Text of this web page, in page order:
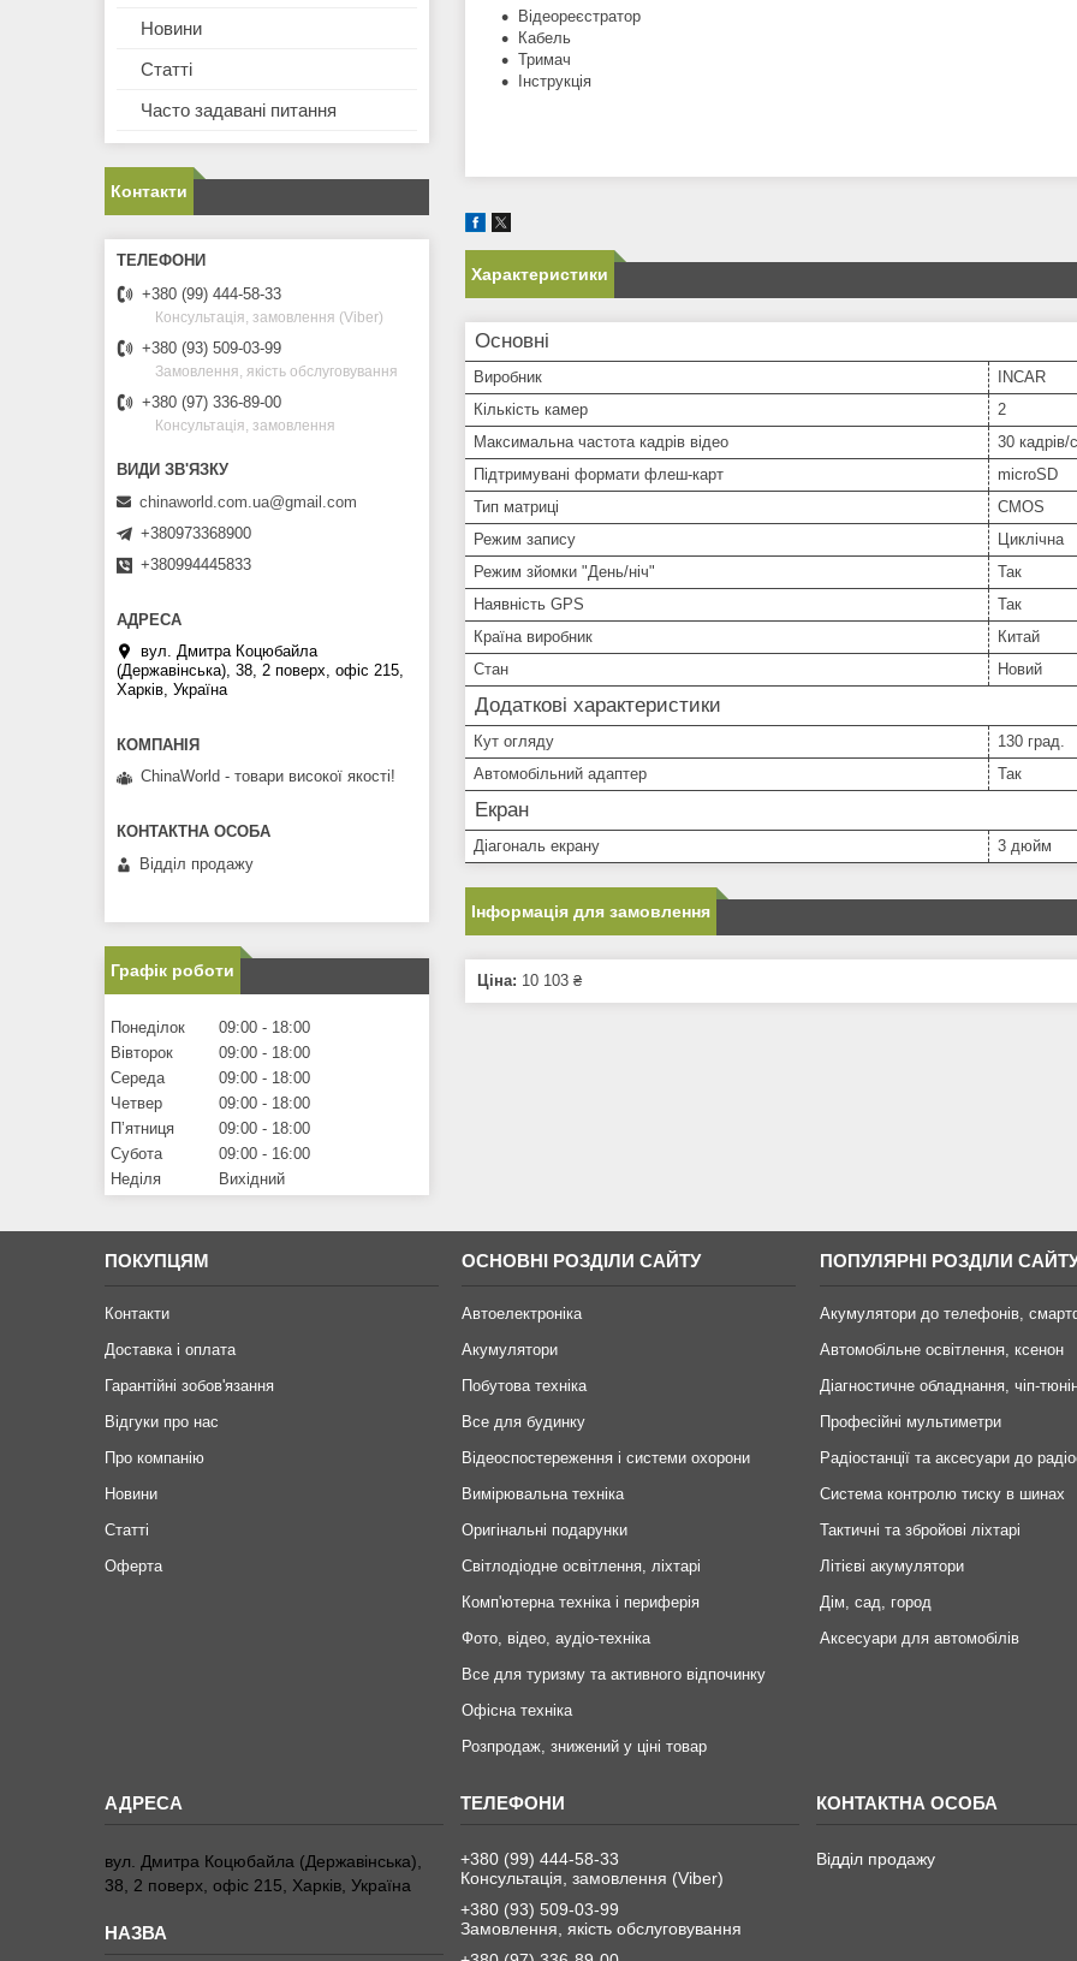
Відеореєстратор
Кабель
Тримач
Інструкція
Характеристики
Основні
Виробник
INCAR
Кількість камер
2
Максимальна частота кадрів відео
30 кадрів/с
Підтримувані формати флеш-карт
microSD
Тип матриці
CMOS
Режим запису
Циклічна
Режим зйомки "День/ніч"
Так
Наявність GPS
Так
Країна виробник
Китай
Стан
Новий
Додаткові характеристики
Кут огляду
130 град.
Автомобільний адаптер
Так
Екран
Діагональ екрану 3 дюйм
Інформація для замовлення
Ціна: 10 103 ₴
Новини
Статті
Часто задавані питання
Контакти
+380 (99) 444-58-33
Консультація, замовлення (Viber)
+380 (93) 509-03-99
Замовлення, якість обслуговування
+380 (97) 336-89-00
Консультація, замовлення
chinaworld.com.ua@gmail.com
+380973368900
+380994445833
вул. Дмитра Коцюбайла
(Державінська), 38, 2 поверх, офіс 215,
Харків, Україна
ChinaWorld - товари високої якості!
Відділ продажу
Графік роботи
Понеділок 09:00
18:00
Вівторок
09:00
18:00
Середа
09:00
18:00
Четвер
09:00
18:00
Пʼятниця
09:00
18:00
Субота
09:00
16:00
Неділя
Вихідний
ПОКУПЦЯМ
Контакти
Доставка і оплата
Гарантійні зобов'язання
Відгуки про нас
Про компанію
Новини
Статті
Оферта
ОСНОВНІ РОЗДІЛИ САЙТУ
Автоелектроніка
Акумулятори
Побутова техніка
Все для будинку
Відеоспостереження і системи охорони
Вимірювальна техніка
Оригінальні подарунки
Світлодіодне освітлення, ліхтарі
Комп'ютерна техніка і периферія
Фото, відео, аудіо-техніка
Все для туризму та активного відпочинку
Офісна техніка
Розпродаж, знижений у ціні товар
ПОПУЛЯРНІ РОЗДІЛИ
Акумулятори до телефонів,
Автомобільне освітлення, ксенон
Діагностичне обладнання, чіп-
Професійні мультиметри
Радіостанції та аксесуари до
Система контролю тиску в шинах
Тактичні та збройові ліхтарі
Літієві акумулятори
Дім, сад, город
Аксесуари для автомобілів
вул. Дмитра Коцюбайла (Державінська),
38, 2 поверх, офіс 215, Харків, Україна
+380 (99) 444-58-33
Консультація, замовлення (Viber)
+380 (93) 509-03-99
Замовлення, якість обслуговування
Відділ продажу